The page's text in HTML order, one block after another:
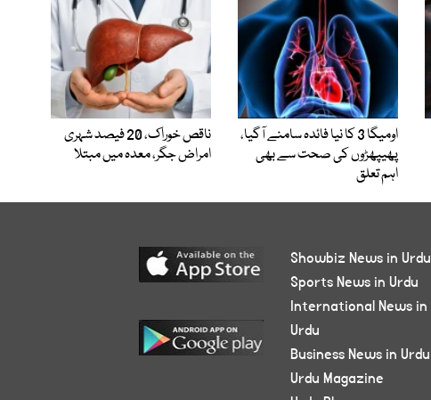
اومیگا 3 کا نیا فائدہ سامنے آگیا،
پھیپھڑوں کی صحت سے بھی
اہم تعلق
ناقص خوراک، 20 فیصد شہری
امراض جگر، معدہ میں مبتلا
Showbiz News in Urdu
Sports News in Urdu
International News in
Urdu
Business News in Urdu
Urdu Magazine